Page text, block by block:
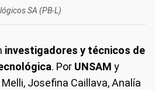
SA (PB-L)
investigadores y técnicos de
. Por UNSAM y
Josefina Caillava, Analía